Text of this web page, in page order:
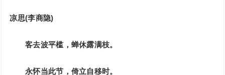
凉思(李商隐)
客去波平槛，蝉休露满枝。
永怀当此节，倚立自移时。